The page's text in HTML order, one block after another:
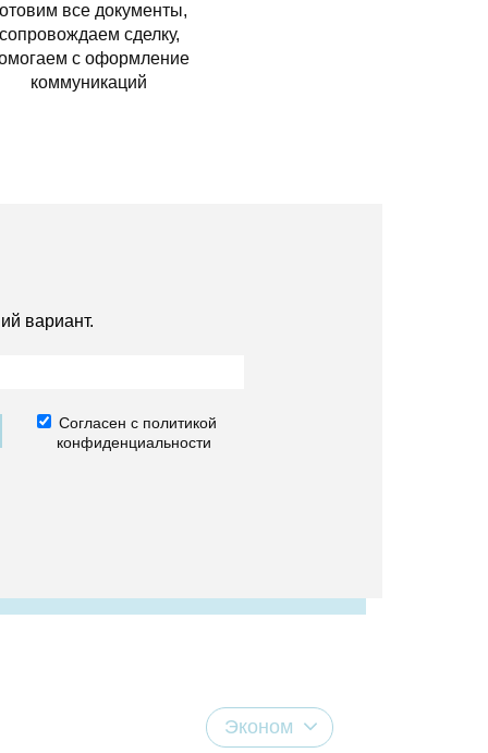
все документы,
сделку,
с оформление
коммуникаций
вариант.
Согласен с политикой
конфиденциальности
Эконом